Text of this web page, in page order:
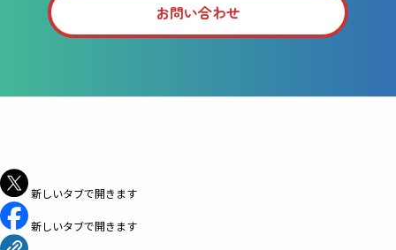
お問い合わせ
新しいタブで開きます
新しいタブで開きます